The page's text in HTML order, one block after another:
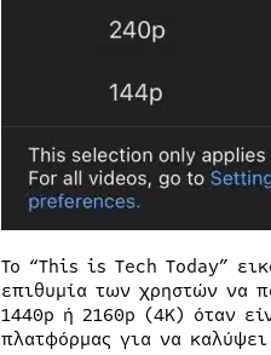
Το “This is Tech Today”
επιθυμία των χρηστών να
1440p ή 2160p (4K) όταν
πλατφόρμας για να